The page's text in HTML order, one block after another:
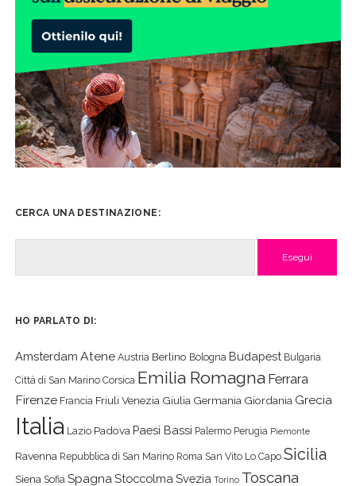
CERCA UNA DESTINAZIONE:
HO PARLATO DI:
Amsterdam Atene Austria Berlino Bologna Budapest Bulgaria
Città di San Marino Corsica Emilia Romagna Ferrara
Firenze Francia Friuli Venezia Giulia Germania Giordania Grecia
Italia Lazio Padova Paesi Bassi Palermo Perugia Piemonte
Ravenna Repubblica di San Marino Roma San Vito Lo Capo Sicilia
Siena Sofia SpagnaStoccolma Svezia Torino Toscana